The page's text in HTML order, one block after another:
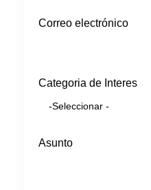
Correo electrónico
Categoria de Interes
Asunto